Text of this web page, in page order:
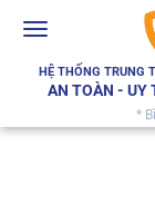
Toggle
HỆ THỐNG TRUNG
AN TOÀN - UY
*